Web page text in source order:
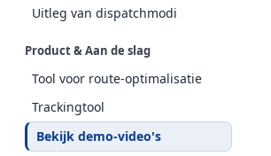
Uitleg van dispatchmodi
Product & Aan de slag
Tool voor route-optimalisatie
Trackingtool
Bekijk demo-video's